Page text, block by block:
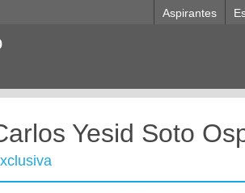
Aspirantes
Yesid Soto